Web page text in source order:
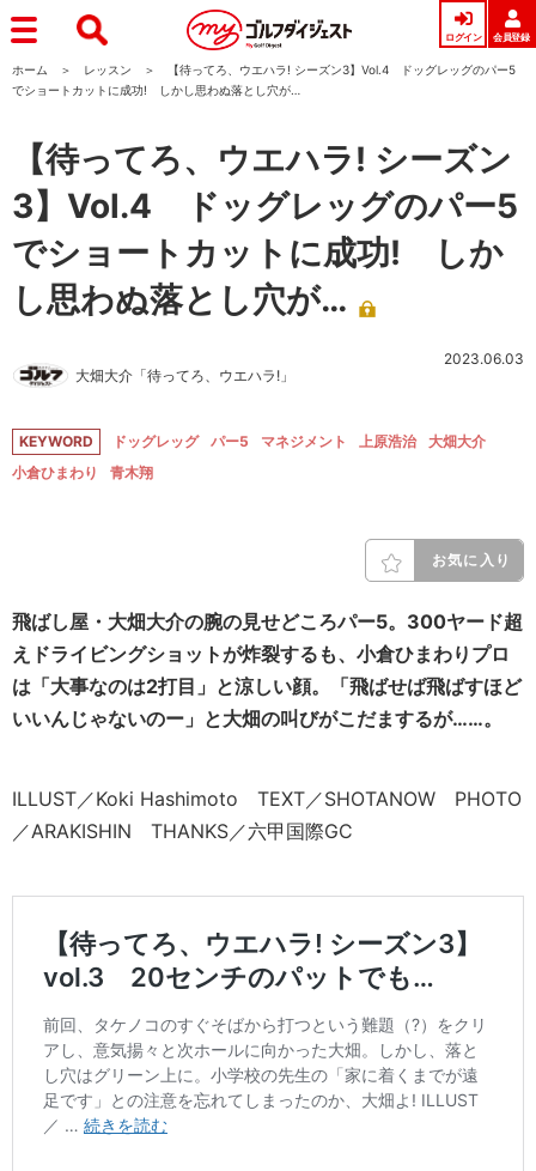
ログイン 会員登録
ホーム レッスン
【待ってろ、ウエハラ! シーズン3】Vol.4 ドッグレッグのパー5
でショートカットに成功! しかし思わぬ落とし穴が…
【待ってろ、ウエハラ! シーズン
3】Vol.4 ドッグレッグのパー5
でショートカットに成功! しか
し思わぬ落とし穴が…
大畑大介「待ってろ、ウエハラ!」
2023.06.03
KEYWORD ドッグレッグ パー5 マネジメント 上原浩治
大畑大介
小倉ひまわり
青木翔
お気に入り
飛ばし屋・大畑大介の腕の見せどころパー5。300ヤード超
えドライビングショットが炸裂するも、小倉ひまわりプロ
は「大事なのは2打目」と涼しい顔。「飛ばせば飛ばすほど
いいんじゃないのー」と大畑の叫びがこだまするが……。
ILLUST／Koki Hashimoto TEXT／SHOTANOW PHOTO
／ARAKISHIN THANKS／六甲国際GC